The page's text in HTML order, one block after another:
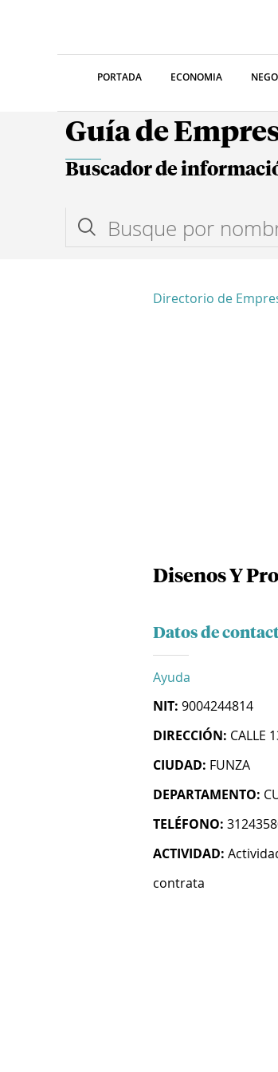
PORTADA ECONOMIA
Guía de
Buscador de
Directorio de
Disenos Y
Datos de
Ayuda
NIT: 9004244814
DIRECCIÓN: CALLE
CIUDAD: FUNZA
DEPARTAMENTO:
TELÉFONO:
ACTIVIDAD:
contrata